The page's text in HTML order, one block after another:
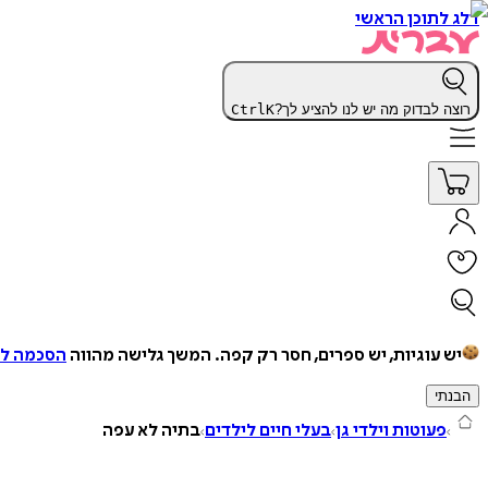
דלג לתוכן הראשי
רוצה לבדוק מה יש לנו להציע לך? CtrlK
יש עוגיות, יש ספרים, חסר רק קפה. המשך גלישה מהווה הסכמה
הבנתי
פעוטות וילדי גן בעלי חיים לילדים בתיה לא עפה